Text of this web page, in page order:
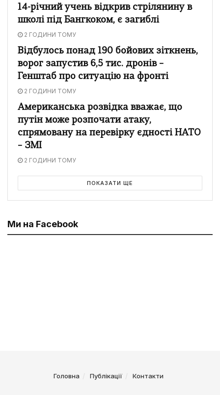
14-річний учень відкрив стрілянину в
школі під Бангкоком, є загиблі
2 ГОДИНИ ТОМУ
Відбулось понад 190 бойових зіткнень,
ворог запустив 6,5 тис. дронів –
Генштаб про ситуацію на фронті
2 ГОДИНИ ТОМУ
Американська розвідка вважає, що
путін може розпочати атаку,
спрямовану на перевірку єдності НАТО
– ЗМІ
2 ГОДИНИ ТОМУ
ПОКАЗАТИ ЩЕ
Ми на Facebook
Головна Публікації Контакти